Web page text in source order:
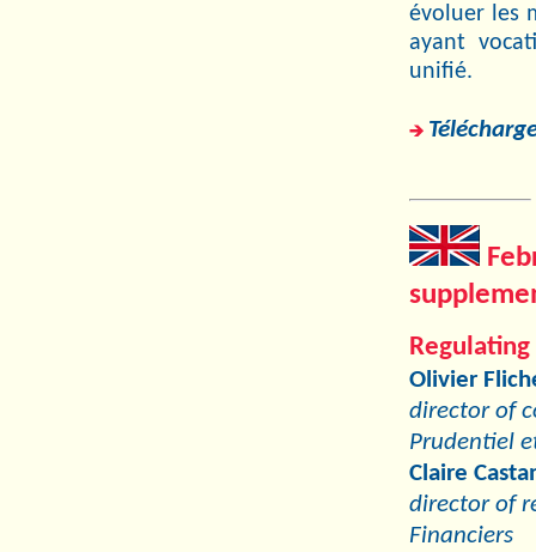
évoluer les
ayant
unifié.
Olivier
director of
Prudentiel
Claire
director of
Financiers